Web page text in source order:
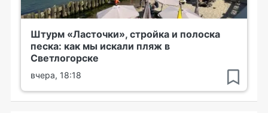
Штурм «Ласточки», стройка и полоска
песка: как мы искали пляж в
Светлогорске
вчера, 18:18